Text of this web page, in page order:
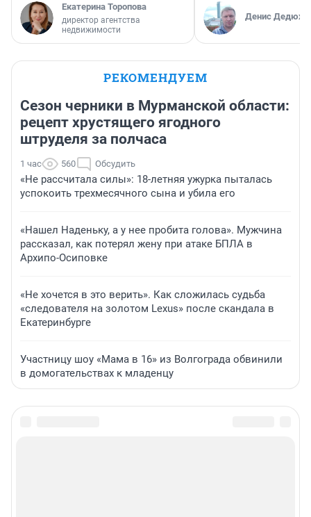
Екатерина Торопова
директор агентства
недвижимости
Денис
РЕКОМЕНДУЕМ
Сезон черники в Мурманской области:
рецепт хрустящего ягодного
штруделя за полчаса
1 час 560 Обсудить
«Не рассчитала силы»: 18-летняя ужурка пыталась
успокоить трехмесячного сына и убила его
«Нашел Наденьку, а у нее пробита голова». Мужчина
рассказал, как потерял жену при атаке БПЛА в
Архипо-Осиповке
«Не хочется в это верить». Как сложилась судьба
«следователя на золотом Lexus» после скандала в
Екатеринбурге
Участницу шоу «Мама в 16» из Волгограда обвинили
в домогательствах к младенцу